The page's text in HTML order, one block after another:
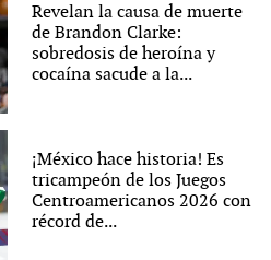
Revelan la causa de muerte
de Brandon Clarke:
sobredosis de heroína y
cocaína sacude a la...
¡México hace historia! Es
tricampeón de los Juegos
Centroamericanos 2026 con
récord de...